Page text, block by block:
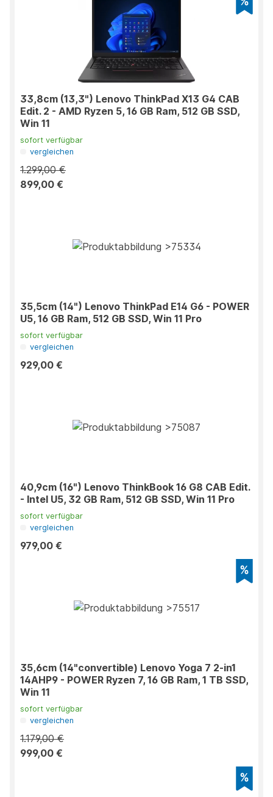
33,8cm (13,3") Lenovo ThinkPad X13 G4 CAB
Edit. 2 - AMD Ryzen 5, 16 GB Ram, 512 GB SSD,
Win 11
sofort verfügbar
vergleichen
1.299,00 €
899,00 €
35,5cm (14") Lenovo ThinkPad E14 G6 - POWER
U5, 16 GB Ram, 512 GB SSD, Win 11 Pro
sofort verfügbar
vergleichen
929,00 €
40,9cm (16") Lenovo ThinkBook 16 G8 CAB Edit.
- Intel U5, 32 GB Ram, 512 GB SSD, Win 11 Pro
sofort verfügbar
vergleichen
979,00 €
35,6cm (14"convertible) Lenovo Yoga 7 2-in1
14AHP9 - POWER Ryzen 7, 16 GB Ram, 1 TB SSD,
Win 11
sofort verfügbar
vergleichen
1.179,00 €
999,00 €